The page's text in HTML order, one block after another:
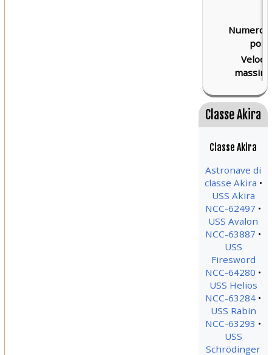
Numero
Classe Akira
Classe Akira
Astronave di
classe Akira
USS Akira
NCC-62497
USS Avalon
NCC-63887
USS
Firesword
NCC-64280
USS Helios
NCC-63284
USS Rabin
NCC-63293
USS
Schrödinger